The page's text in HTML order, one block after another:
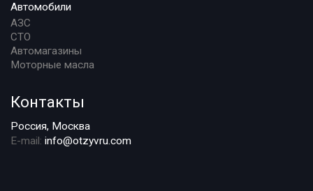
Автомобили
АЗС
СТО
Автомагазины
Моторные масла
Контакты
Россия, Москва
E-mail: info@otzyvru.com